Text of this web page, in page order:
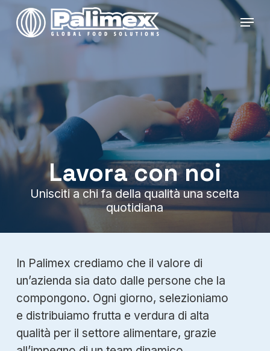
Skip
Menu
Lavora con noi
Unisciti a chi fa della qualità una scelta
quotidiana
In Palimex crediamo che il valore di
un’azienda sia dato dalle persone che la
compongono. Ogni giorno, selezioniamo
e distribuiamo frutta e verdura di alta
qualità per il settore alimentare, grazie